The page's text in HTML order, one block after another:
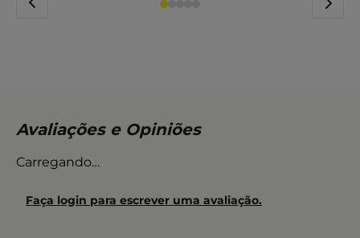
Carregando…
Faça login para escrever uma avaliação.